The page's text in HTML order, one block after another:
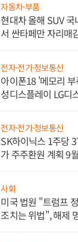
자동차·부품
현대차 올해 SUV
서 싼타페만 자리매
전자·전기·정보통신
아이폰18 '메모리
성디스플레이 LG디
전자·전기·정보통신
SK하이닉스 1주당
가 주주환원 계획 9
사회
미국 법원 "트럼프
조치는 위법", 해제